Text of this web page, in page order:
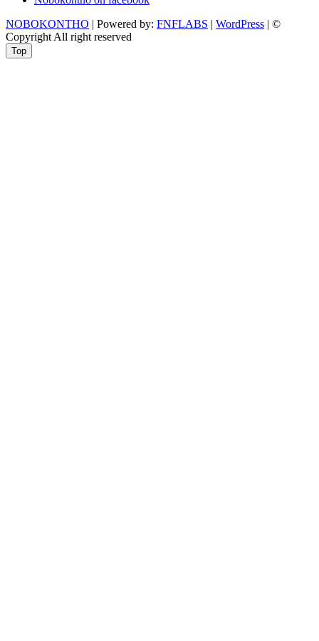
NOBOKONTHO | Powered by: FNFLABS | WordPress | ©
Copyright All right reserved
Top